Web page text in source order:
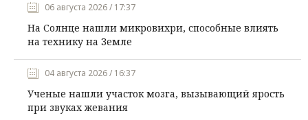
06 августа 2026 / 17:37
На Солнце нашли микровихри, способные влиять
на технику на Земле
04 августа 2026 / 16:37
Ученые нашли участок мозга, вызывающий ярость
при звуках жевания